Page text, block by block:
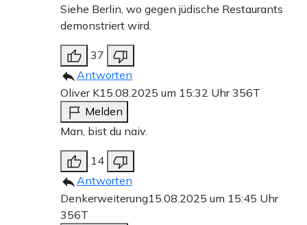
Siehe Berlin, wo gegen jüdische Restaurants
demonstriert wird.
37
Antworten
Oliver K15.08.2025 um 15:32 Uhr356T
Melden
Man, bist du naiv.
14
Antworten
Denkerweiterung15.08.2025 um 15:45 Uhr
356T